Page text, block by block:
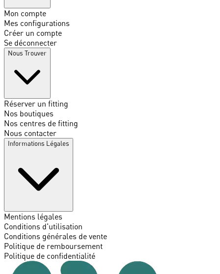
Mon compte
Mes configurations
Créer un compte
Se déconnecter
Nous Trouver
Réserver un fitting
Nos boutiques
Nos centres de fitting
Nous contacter
Informations Légales
Mentions légales
Conditions d'utilisation
Conditions générales de vente
Politique de remboursement
Politique de confidentialité